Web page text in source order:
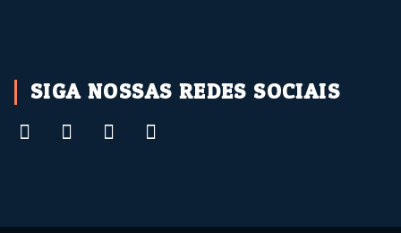
watchseries
SIGA NOSSAS REDES SOCIAIS